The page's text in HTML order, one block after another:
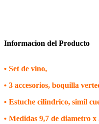
Informacion del Producto
• Set de vino,
• 3 accesorios, boquilla
• Estuche cilindrico, simil
• Medidas 9,7 de diametro x